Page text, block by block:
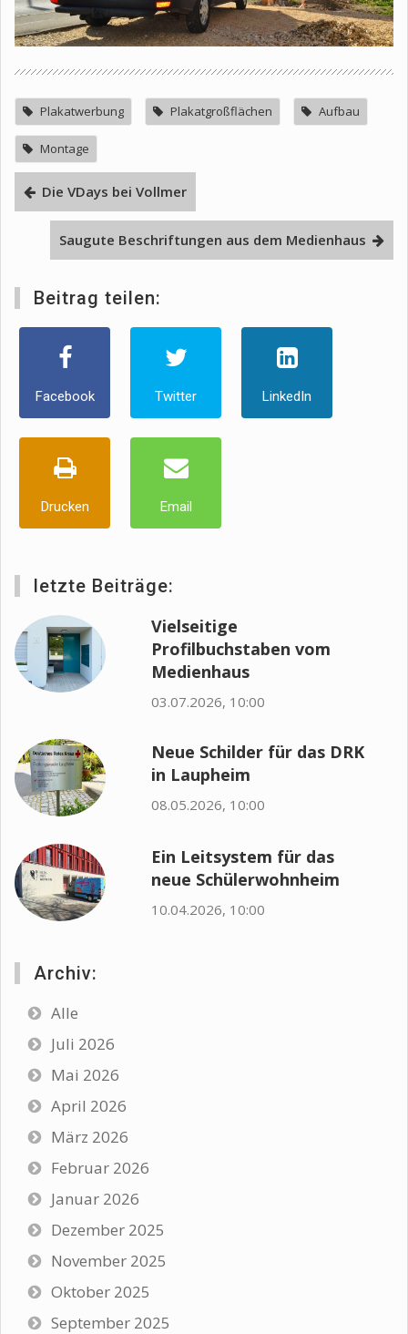
Plakatwerbung Plakatgroßflächen Aufbau
Montage
Die VDays bei Vollmer
Saugute Beschriftungen aus dem Medienhaus
Beitrag teilen:
Facebook Twitter LinkedIn
Drucken Email
letzte Beiträge:
Vielseitige
Profilbuchstaben vom
Medienhaus
03.07.2026, 10:00
Neue Schilder für das DRK
in Laupheim
08.05.2026, 10:00
Ein Leitsystem für das
neue Schülerwohnheim
10.04.2026, 10:00
Archiv:
Alle
Juli 2026
Mai 2026
April 2026
März 2026
Februar 2026
Januar 2026
Dezember 2025
November 2025
Oktober 2025
September 2025